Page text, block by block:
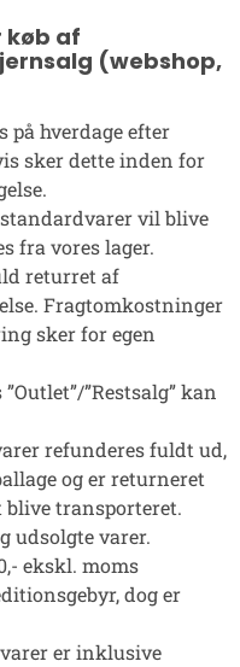
køb af
(webshop,
på hverdage efter
sker dette inden for
vil blive
fra vores lager.
returret af
Fragtomkostninger
sker for egen
”Restsalg” kan
refunderes fuldt ud,
og er returneret
transporteret.
udsolgte varer.
ekskl. moms
dog er
er inklusive